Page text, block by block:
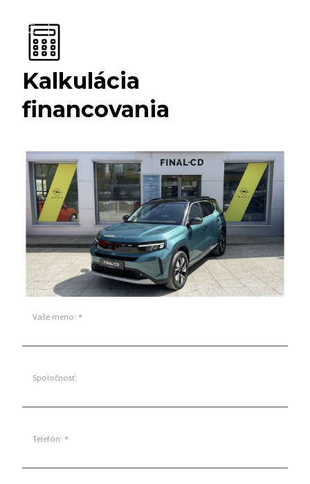
Kalkulácia
financovania
Vaše meno: *
Spoločnosť:
Telefón: *